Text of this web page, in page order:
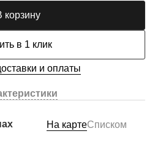
корзину
в 1 клик
и оплаты
На картеСписком